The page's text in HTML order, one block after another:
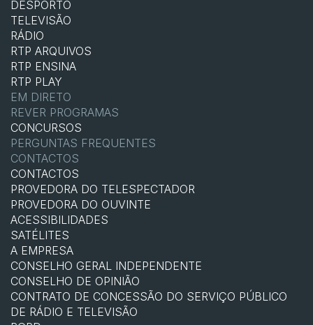
DESPORTO
TELEVISÃO
RÁDIO
RTP ARQUIVOS
RTP ENSINA
RTP PLAY
EM DIRETO
REVER PROGRAMAS
CONCURSOS
PERGUNTAS FREQUENTES
CONTACTOS
CONTACTOS
PROVEDORA DO TELESPECTADOR
PROVEDORA DO OUVINTE
ACESSIBILIDADES
SATÉLITES
A EMPRESA
CONSELHO GERAL INDEPENDENTE
CONSELHO DE OPINIÃO
CONTRATO DE CONCESSÃO DO SERVIÇO PÚBLICO
DE RÁDIO E TELEVISÃO